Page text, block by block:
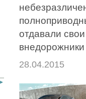
отдавали
28.04.2015